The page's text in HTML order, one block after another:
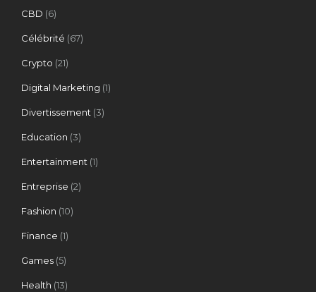
CBD (6)
Célébrité (67)
Crypto (21)
Digital Marketing (1)
Divertissement (3)
Education (3)
Entertainment (1)
Entreprise (2)
Fashion (10)
Finance (1)
Games (5)
Health (13)